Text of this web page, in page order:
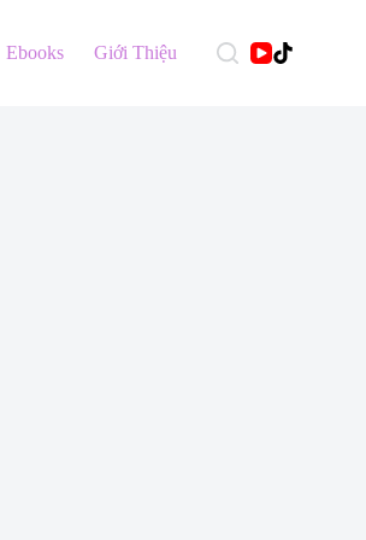
Ebooks Giới Thiệu